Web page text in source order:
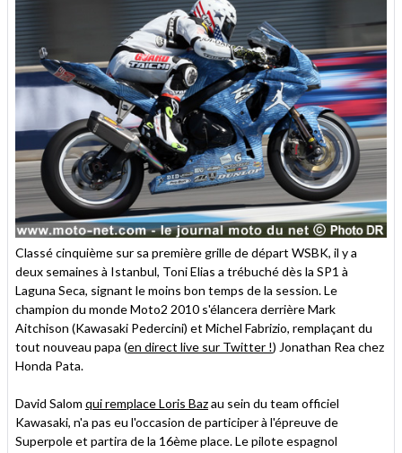
Classé cinquième sur sa première grille de départ WSBK, il y a
deux semaines à Istanbul, Toni Elias a trébuché dès la SP1 à
Laguna Seca, signant le moins bon temps de la session. Le
champion du monde Moto2 2010 s'élancera derrière Mark
Aitchison (Kawasaki Pedercini) et Michel Fabrizio, remplaçant du
tout nouveau papa (en direct live sur Twitter !) Jonathan Rea chez
Honda Pata.
David Salom qui remplace Loris Bazau sein du team officiel
Kawasaki, n'a pas eu l'occasion de participer à l'épreuve de
Superpole et partira de la 16ème place. Le pilote espagnol